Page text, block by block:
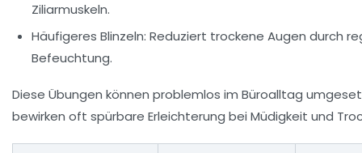
Ziliarmuskeln.
Häufigeres Blinzeln: Reduziert trockene Augen durch
Befeuchtung.
Diese Übungen können problemlos im Büroalltag
bewirken oft spürbare Erleichterung bei Müdigkeit und